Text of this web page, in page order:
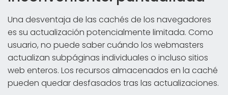
Una desventaja de las cachés de los navegadores
es su actualización potencialmente limitada. Como
usuario, no puede saber cuándo los webmasters
actualizan subpáginas individuales o incluso sitios
web enteros. Los recursos almacenados en la caché
pueden quedar desfasados tras las actualizaciones.